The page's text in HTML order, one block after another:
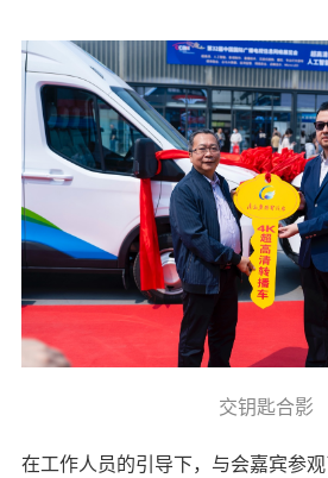
交钥匙合影
在工作人员的引导下，与会嘉宾参